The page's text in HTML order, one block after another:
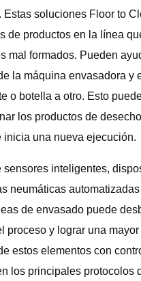
Estas soluciones Floor to
de productos en la línea
mal formados. Pueden
la máquina envasadora y
o botella a otro. Esto
los productos de
inicia una nueva ejecución.
sensores inteligentes,
neumáticas
de envasado puede
proceso y lograr una
estos elementos con
los principales protocolos